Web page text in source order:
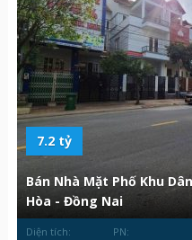
7.2 tỷ
Bán Nhà Mặt Phố Khu
Hòa - Đồng Nai
Diện tích:
PN: